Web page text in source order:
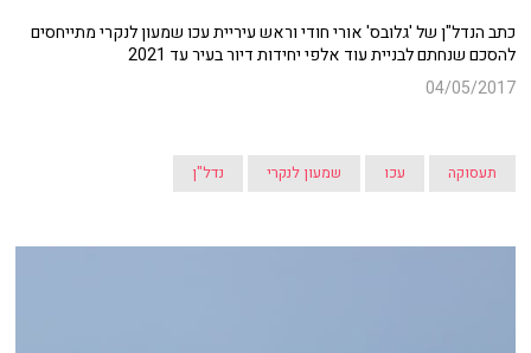
כתב הנדל"ן של 'גלובס' אורי חודי וראש עיריית עכו שמעון לנקרי מתייחסים
להסכם שנחתם לבניית עוד אלפי יחידות דיור בעיר עד 2021
04/05/2017
תעסוקה עכו שמעון לנקרי נדל"ן